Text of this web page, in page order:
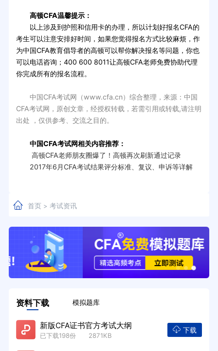
高顿CFA温馨提示：
以上涉及到护照和信用卡的办理，所以计划好报名CFA的
考生可以注意安排好时间，如果您觉得报名方式比较麻烦，作
为中国CFA教育倡导者的高顿可以帮你解决报名等问题，你也
可以电话咨询；400 600 8011让高顿CFA老师免费协助代理
你完成所有的报名流程。
中国CFA考试网（www.cfa.cn）综合整理，来源：中国
CFA考试网，原创文章，经授权转载，若需引用或转载,请注明
出处 ，仅供参考、交流之目的。
中国CFA考试网相关内容推荐：
高顿CFA老师朋友圈爆了！高顿再次刷新通过记录
2017年6月CFA考试结果评分标准、复议、申诉等详解
首页> 考试资讯
资料下载 模拟题库
新版CFA证书官方考试大纲
已下载198份 2871KB
下载